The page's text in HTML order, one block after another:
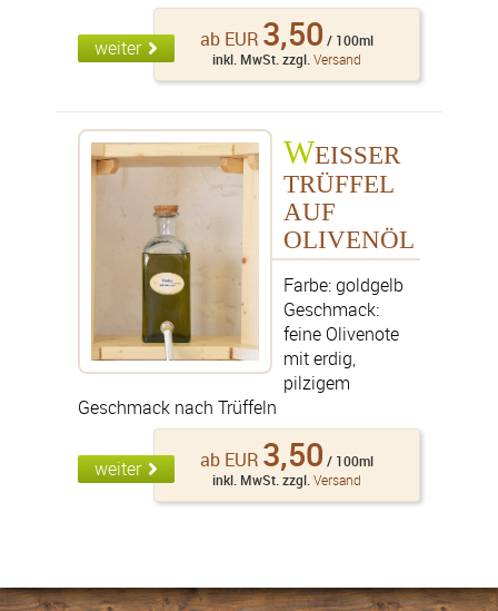
ab EUR 3,50 / 100ml
inkl. MwSt. zzgl. Versand
weiter
WEISSER T
RÜFFEL A
UF O
LIVENÖL
Farbe: goldgelb
Geschmack:
feine Olivenote
mit erdig,
pilzigem
Geschmack nach Trüffeln
ab EUR 3,50 / 100ml
inkl. MwSt. zzgl. Versand
weiter